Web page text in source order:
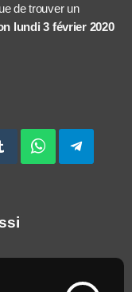
de trouver un
lundi 3 février 2020